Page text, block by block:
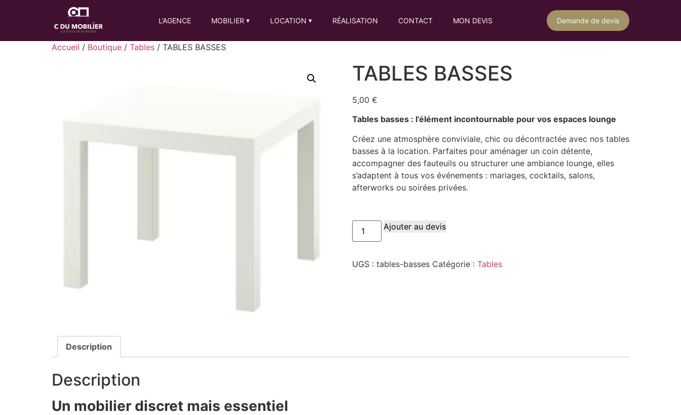
L’AGENCE MOBILIER ▾ LOCATION ▾ RÉALISATION CONTACT MON DEVIS Demande de devis
Accueil / Boutique / Tables / TABLES BASSES
TABLES BASSES
5,00 €
Tables basses : l’élément incontournable pour vos espaces lounge
Créez une atmosphère conviviale, chic ou décontractée avec nos tables
basses à la location. Parfaites pour aménager un coin détente,
accompagner des fauteuils ou structurer une ambiance lounge, elles
s’adaptent à tous vos événements : mariages, cocktails, salons,
afterworks ou soirées privées.
Ajouter au devis
UGS : tables-basses Catégorie : Tables
Description
Description
Un mobilier discret mais essentiel